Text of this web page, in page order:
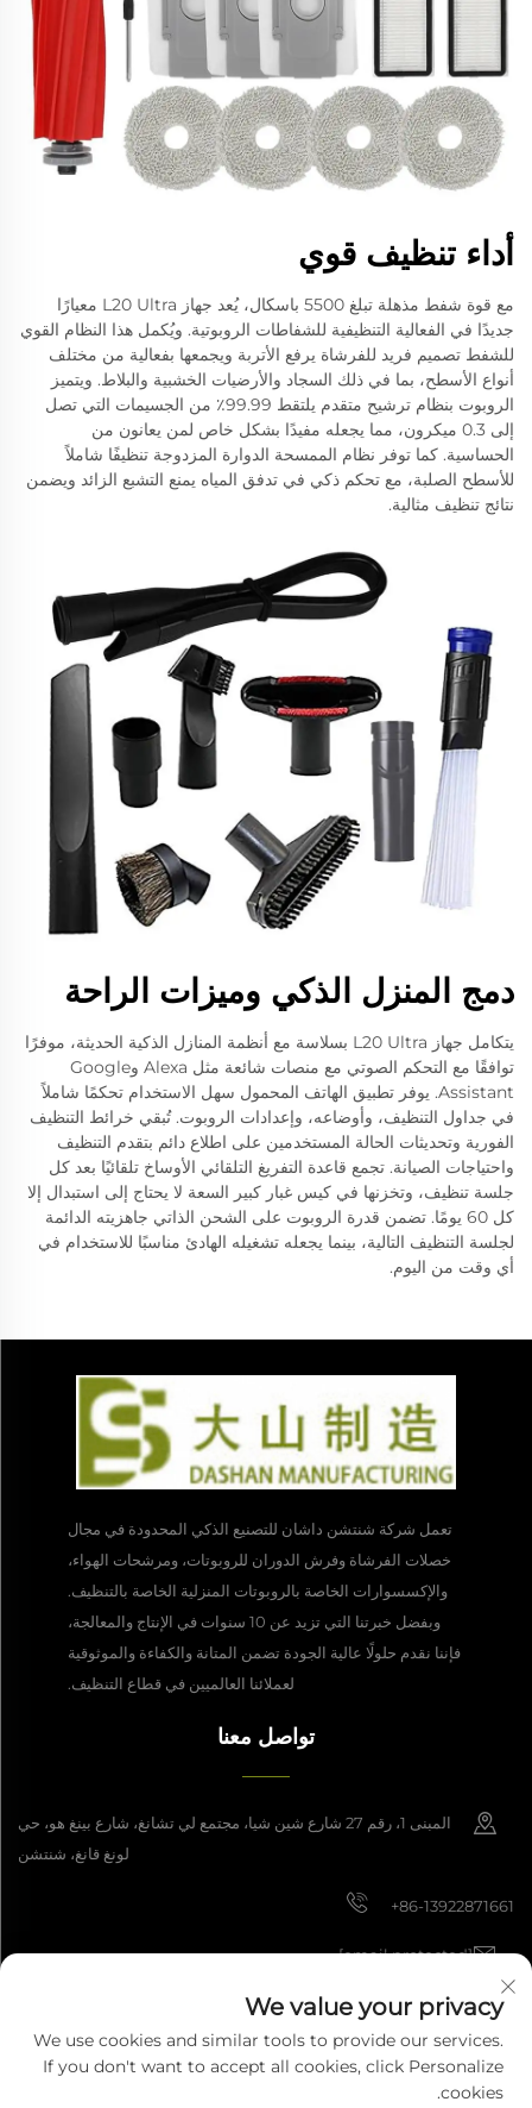
أداء تنظيف قوي
مع قوة شفط مذهلة تبلغ 5500 باسكال، يُعد جهاز L20 Ultra معيارًا
جديدًا في الفعالية التنظيفية للشفاطات الروبوتية. ويُكمل هذا النظام القوي
للشفط تصميم فريد للفرشاة يرفع الأتربة ويجمعها بفعالية من مختلف
أنواع الأسطح، بما في ذلك السجاد والأرضيات الخشبية والبلاط. ويتميز
الروبوت بنظام ترشيح متقدم يلتقط 99.99٪ من الجسيمات التي تصل
إلى 0.3 ميكرون، مما يجعله مفيدًا بشكل خاص لمن يعانون من
الحساسية. كما توفر نظام الممسحة الدوارة المزدوجة تنظيفًا شاملاً
للأسطح الصلبة، مع تحكم ذكي في تدفق المياه يمنع التشبع الزائد ويضمن
نتائج تنظيف مثالية.
دمج المنزل الذكي وميزات الراحة
يتكامل جهاز L20 Ultra بسلاسة مع أنظمة المنازل الذكية الحديثة، موفرًا
توافقًا مع التحكم الصوتي مع منصات شائعة مثل Alexa وGoogle
Assistant. يوفر تطبيق الهاتف المحمول سهل الاستخدام تحكمًا شاملاً
في جداول التنظيف، وأوضاعه، وإعدادات الروبوت. تُبقي خرائط التنظيف
الفورية وتحديثات الحالة المستخدمين على اطلاع دائم بتقدم التنظيف
واحتياجات الصيانة. تجمع قاعدة التفريغ التلقائي الأوساخ تلقائيًا بعد كل
جلسة تنظيف، وتخزنها في كيس غبار كبير السعة لا يحتاج إلى استبدال إلا
كل 60 يومًا. تضمن قدرة الروبوت على الشحن الذاتي جاهزيته الدائمة
لجلسة التنظيف التالية، بينما يجعله تشغيله الهادئ مناسبًا للاستخدام في
أي وقت من اليوم.
تعمل شركة شنتشن داشان للتصنيع الذكي المحدودة في مجال
خصلات الفرشاة وفرش الدوران للروبوتات، ومرشحات الهواء،
والإكسسوارات الخاصة بالروبوتات المنزلية الخاصة بالتنظيف.
وبفضل خبرتنا التي تزيد عن 10 سنوات في الإنتاج والمعالجة،
فإننا نقدم حلولًا عالية الجودة تضمن المتانة والكفاءة والموثوقية
لعملائنا العالميين في قطاع التنظيف.
تواصل معنا
المبنى 1، رقم 27 شارع شين شيا، مجتمع لي تشانغ، شارع بينغ هو، حي
لونغ قانغ، شنتشن
+86-13922871661
[email protected]
حقوق النشر © 2025 شركة شنتشن داشان للتصنيع الذكي المحدودة. جميع الحقوق
محفوظة. سياسة الخصوصية
We value your privacy
We use cookies and similar tools to provide our services.
If you don't want to accept all cookies, click Personalize
cookies.